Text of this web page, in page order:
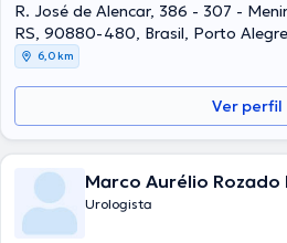
R. José de Alencar, 386 - 307 -
RS, 90880-480, Brasil, Porto Alegre
6,0 km
Ver perfil
Marco Aurélio Rozado
Urologista